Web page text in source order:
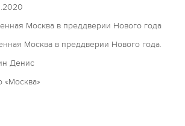
Москва в преддверии Нового года
Москва в преддверии Нового года.
Денис
«Москва»